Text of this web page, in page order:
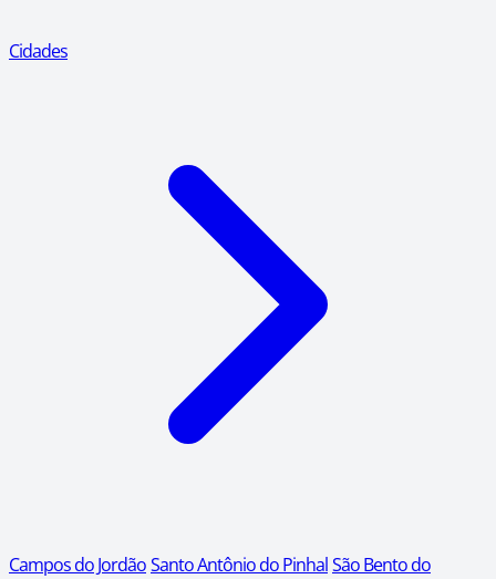
Cidades
Campos do JordãoSanto Antônio do PinhalSão Bento do